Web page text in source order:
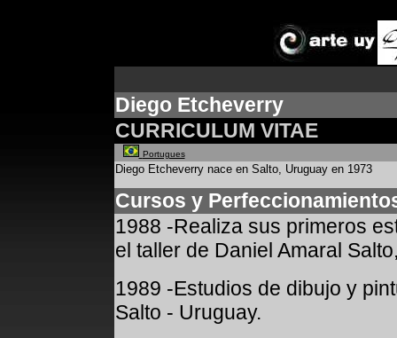
Diego Etcheverry
CURRICULUM VITAE
Portugues
Diego Etcheverry nace en Salto, Uruguay en 1973
Cursos y
1988 -Realiza sus primeros
el taller de Daniel Amaral
1989 -Estudios de dibujo y
Salto - Uruguay.